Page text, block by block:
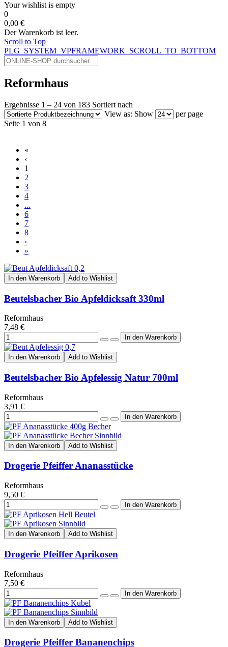
Your wishlist is empty
0
0,00 €
Der Warenkorb ist leer.
Scroll to Top
PLG_SYSTEM_VPFRAMEWORK_SCROLL_TO_BOTTOM
Reformhaus
Ergebnisse 1 – 24 von 183 Sortiert nach
View as: Show
per page
Seite 1 von 8
«
‹
1
2
3
4
...
6
7
8
›
»
In den Warenkorb Add to Wishlist
Beutelsbacher Bio Apfeldicksaft 330ml
Reformhaus
7,48 €
In den Warenkorb Add to Wishlist
Beutelsbacher Bio Apfelessig Natur 700ml
Reformhaus
3,91 €
In den Warenkorb Add to Wishlist
Drogerie Pfeiffer Ananasstücke
Reformhaus
9,50 €
In den Warenkorb Add to Wishlist
Drogerie Pfeiffer Aprikosen
Reformhaus
7,50 €
In den Warenkorb Add to Wishlist
Drogerie Pfeiffer Bananenchips